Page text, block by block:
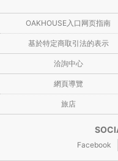
OAKHOUSE入口网页指南
基於特定商取引法的表示
洽詢中心
網頁導覽
旅店
Facebook